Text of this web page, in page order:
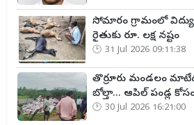
సోమారం గ్రామంలో
రైతుకు రూ. లక్ష నష్టం
31 Jul 2026 09:11:38
తొర్రూరు మండలం
బోల్తా... ఆపిల్ పండ్ల
30 Jul 2026 16:21:00